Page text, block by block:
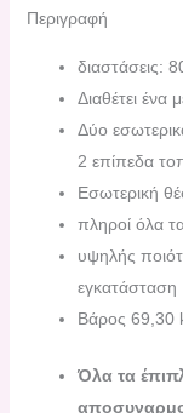
Περιγραφή
διαστάσεις:
Διαθέτει ένα
Δύο
2 επίπεδα
Εσωτερική
πληροί όλα
υψηλής
εγκατάσταση
Βάρος 69,30
Όλα τα